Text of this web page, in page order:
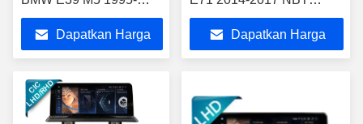
2003 E53 X5 2000-2007
1995-2003 M5 2000-
2007
Dapatkan Harga
Android Multimedia Player
Dapatkan Harga